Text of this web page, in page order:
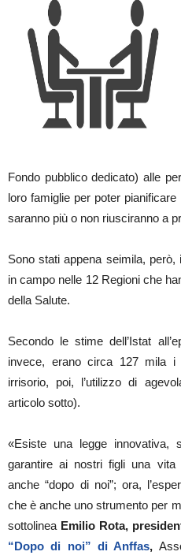
Fondo pubblico dedicato) alle
loro famiglie per poter
saranno più o non riusciranno a
Sono stati appena seimila,
in campo nelle 12 Regioni che
della Salute.
Secondo le stime dell’Istat
invece, erano circa 127 mila i
irrisorio, poi, l’utilizzo di
articolo sotto).
«Esiste una legge innovativa,
garantire ai nostri figli una vita
anche “dopo di noi”; ora,
che è anche uno strumento per
sottolinea Emilio Rota,
“Dopo di noi” di Anffas,